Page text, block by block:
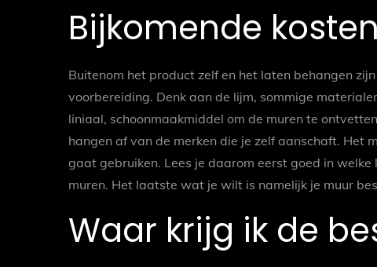
Bijkomende kosten
Buitenom het product zelf en het laten behangen
voorbereiding. Denk aan de lijm, sommige
liniaal, schoonmaakmiddel om de muren te
hangen af van de merken die je zelf aanschaft. Het
gaat gebruiken. Lees je daarom eerst goed in
muren. Het laatste wat je wilt is namelijk je muur
Waar krijg ik de